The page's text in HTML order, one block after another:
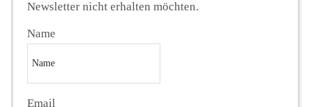
Newsletter nicht erhalten möchten.
Name
Email